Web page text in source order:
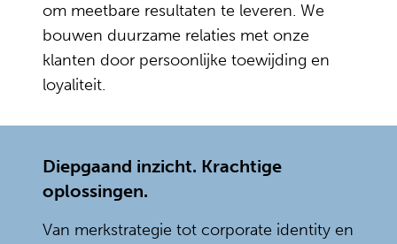
om meetbare resultaten te leveren. We
bouwen duurzame relaties met onze
klanten door persoonlijke toewijding en
loyaliteit.
Diepgaand inzicht. Krachtige
oplossingen.
Van merkstrategie tot corporate identity en